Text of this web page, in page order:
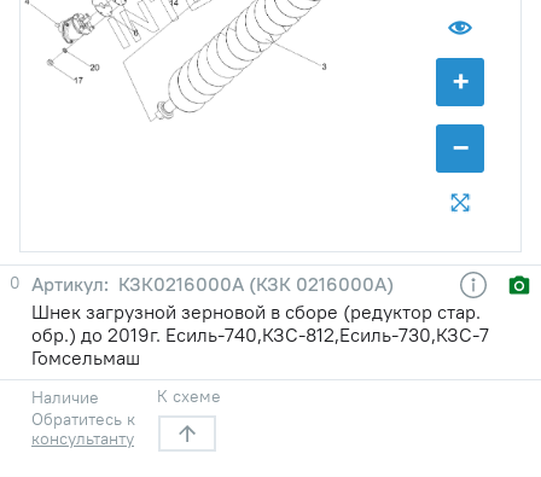
+
−
0
КЗК0216000А (КЗК 0216000А)
Шнек загрузной зерновой в сборе (редуктор стар.
обр.) до 2019г. Есиль-740,КЗС-812,Есиль-730,КЗС-7
Гомсельмаш
Наличие
Обратитесь к
консультанту
К схеме